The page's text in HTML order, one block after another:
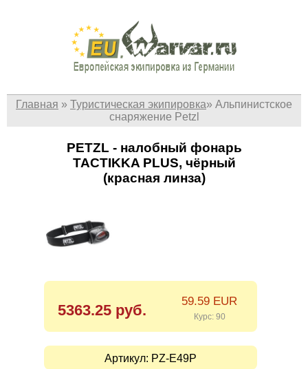
Главная » Туристическая экипировка» Альпинистское
снаряжение Petzl
PETZL - налобный фонарь
TACTIKKA PLUS, чёрный
(красная линза)
5363.25 руб.
59.59 EUR
Курс: 90
Артикул: PZ-E49P